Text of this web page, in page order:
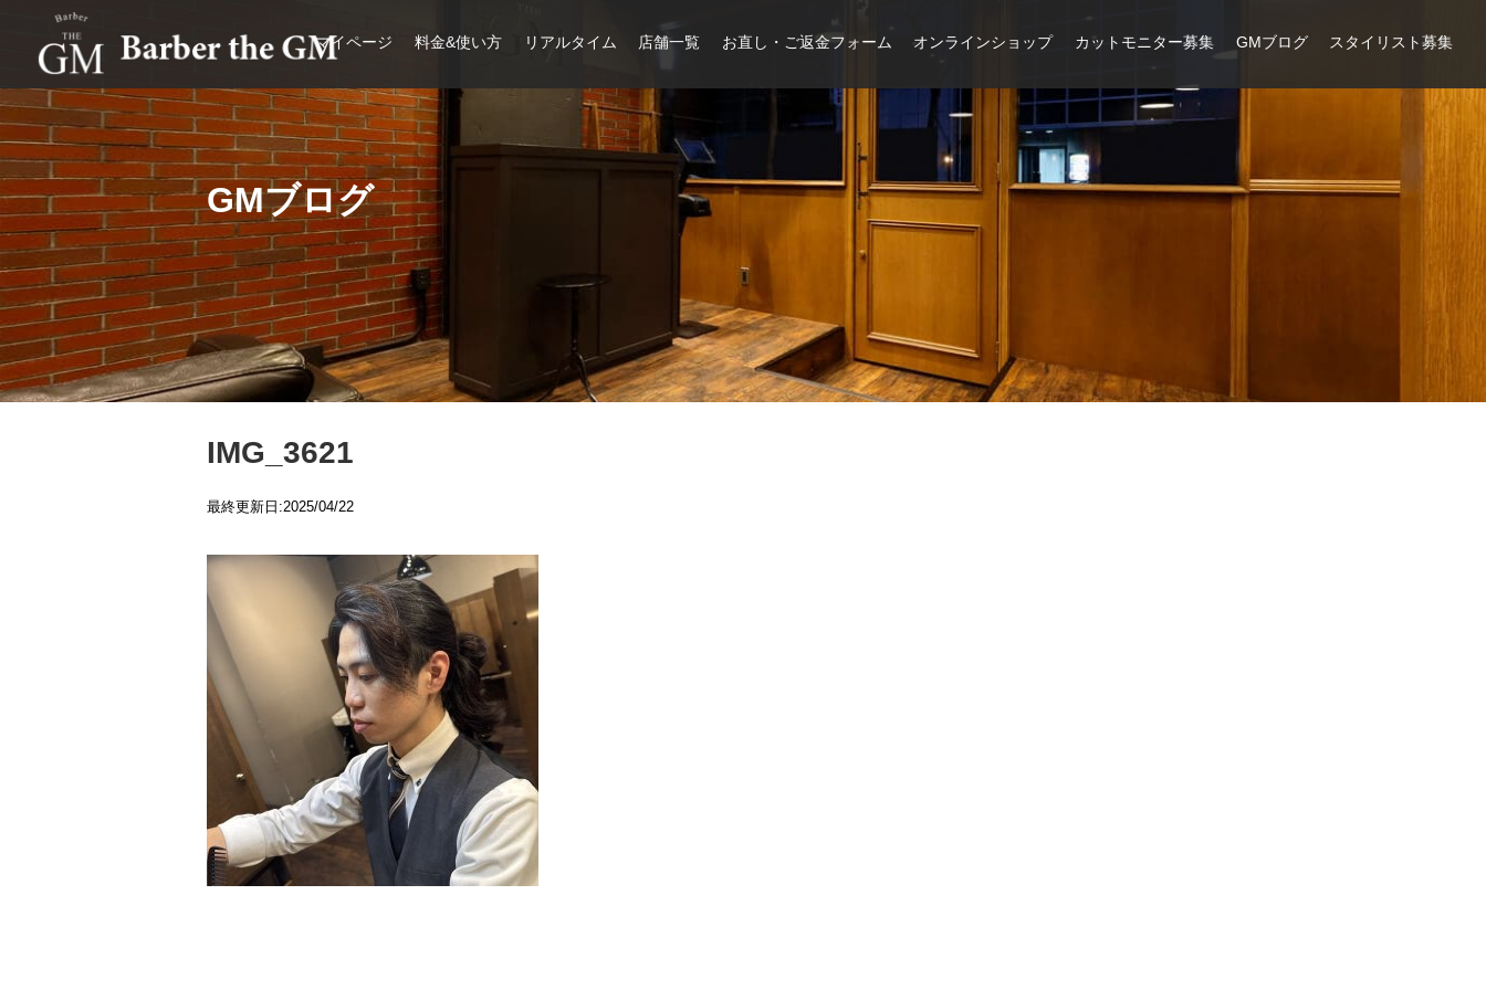
大阪・本町｜大人の散髪屋
マイページ 料金&使い方 リアルタイム 店舗一覧 お直し・ご返金フォーム オンラインショップ カットモニター募集 GMブログ スタイリスト募集
GMブログ
IMG_3621
最終更新日:2025/04/22